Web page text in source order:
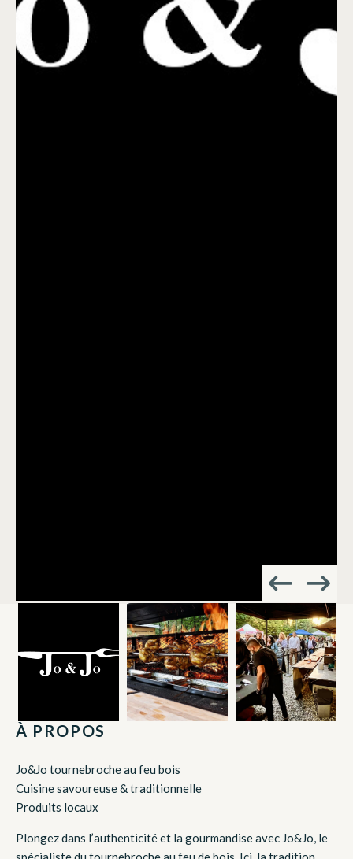
À PROPOS
Jo&Jo tournebroche au feu bois
Cuisine savoureuse & traditionnelle
Produits locaux
Plongez dans l’authenticité et la gourmandise avec Jo&Jo, le